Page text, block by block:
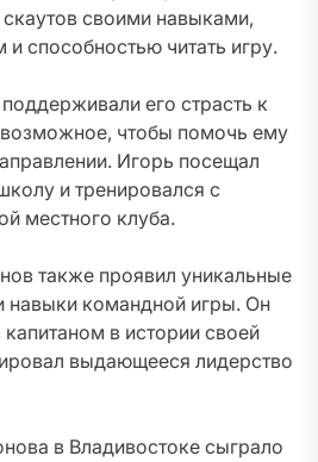
своими навыками,
способностью читать игру.
его страсть к
чтобы помочь ему
Игорь посещал
и тренировался с
местного клуба.
также проявил уникальные
навыки командной игры. Он
в истории своей
выдающееся лидерство
в Владивостоке сыграло